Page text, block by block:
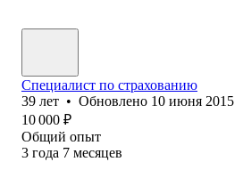
Специалист по страхованию
39 лет • Обновлено 10 июня 2015
10 000 ₽
Общий опыт
3 года 7 месяцев